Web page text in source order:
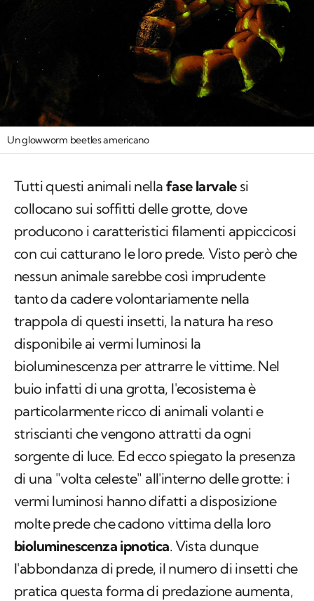
Un glowworm beetles americano
Tutti questi animali nella fase larvalesi
collocano sui soffitti delle grotte, dove
producono i caratteristici filamenti appiccicosi
con cui catturano le loro prede. Visto però che
nessun animale sarebbe così imprudente
tanto da cadere volontariamente nella
trappola di questi insetti, la natura ha reso
disponibile ai vermi luminosi la
bioluminescenza per attrarre le vittime. Nel
buio infatti di una grotta, l'ecosistema è
particolarmente ricco di animali volanti e
striscianti che vengono attratti da ogni
sorgente di luce. Ed ecco spiegato la presenza
di una "volta celeste" all'interno delle grotte: i
vermi luminosi hanno difatti a disposizione
molte prede che cadono vittima della loro
bioluminescenza ipnotica. Vista dunque
l'abbondanza di prede, il numero di insetti che
pratica questa forma di predazione aumenta,